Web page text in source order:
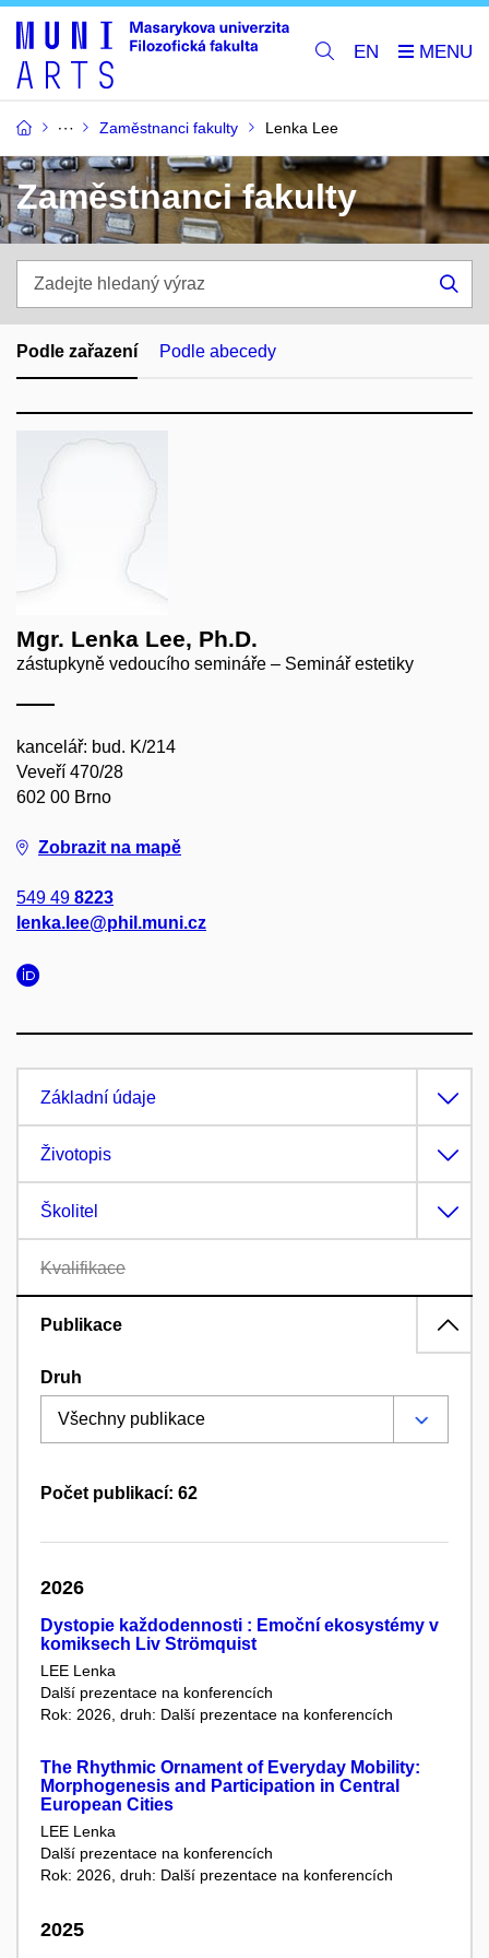
EN
Zaměstnanci fakulty Lenka Lee
Zaměstnanci fakulty
hledaný
výraz
Podle zařazení Podle abecedy
Mgr. Lenka Lee, Ph.D.
zástupkyně vedoucího semináře – Seminář estetiky
kancelář: bud. K/214
Veveří 470/28
602 00 Brno
Zobrazit na mapě
549 49 8223
lenka.lee@phil.muni.cz
Základní údaje
Životopis
Školitel
Kvalifikace
Publikace
Druh
Počet publikací: 62
2026
Dystopie každodennosti : Emoční ekosystémy v
komiksech Liv Strömquist
LEE Lenka
Další prezentace na konferencích
Rok: 2026, druh: Další prezentace na konferencích
The Rhythmic Ornament of Everyday Mobility:
Morphogenesis and Participation in Central
European Cities
LEE Lenka
Další prezentace na konferencích
Rok: 2026, druh: Další prezentace na konferencích
2025